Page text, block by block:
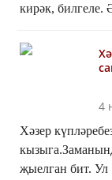
кирәк, билгеле.
4
Хәзер
җыелган бит. Ул